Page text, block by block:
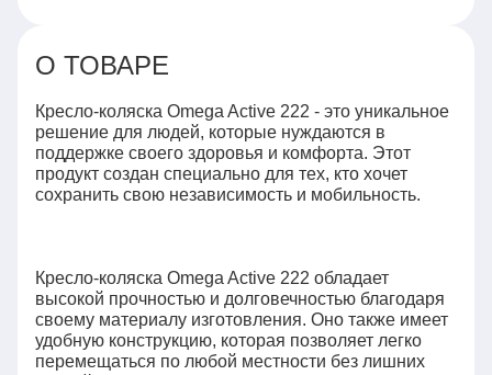
О ТОВАРЕ
Кресло-коляска Omega Active 222 - это уникальное
решение для людей, которые нуждаются в
поддержке своего здоровья и комфорта. Этот
продукт создан специально для тех, кто хочет
сохранить свою независимость и мобильность.
Кресло-коляска Omega Active 222 обладает
высокой прочностью и долговечностью благодаря
своему материалу изготовления. Оно также имеет
удобную конструкцию, которая позволяет легко
перемещаться по любой местности без лишних